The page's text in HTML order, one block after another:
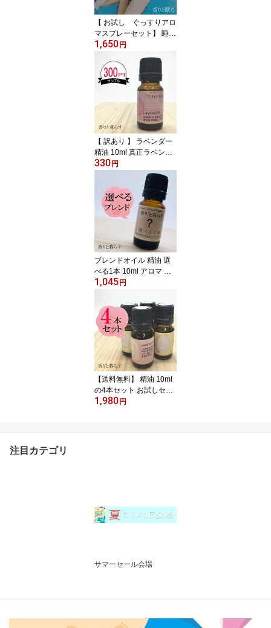
【 お試し ぐっすりアロ
マスプレーセット】 睡眠
グッズ 健康グッズ 安眠
ゃれ 睡眠 安眠 不眠 アロ
マ ピローミスト 癒しグ
ッズ リラックス 誕生日
プレゼント 雑貨 寝つき
ラベンダー ギフト 枕 い
びき防止 プチギフト い
い香り 昼寝 睡眠改善
1,650円
【 訳あり 】 ラベンダー
精油 10ml 真正ラベンダ
ーアロマ 香り エッセン
シャルオイル 100% アロ
マオイル ギフト 花 種 ハ
ーブ 乾燥 スプレー マッ
サージオイル 香水 芳香
剤 柔軟剤 入浴剤 お香 虫
除け サシエ バスソルト
アロマキャンドル 睡眠
ポプリ ピローミスト な
どに
330円
ブレンドオイル 精油 選
べる1本 10ml アロマ 香
り エッセンシャルオイル
ト 真正 花 種 ハーブ 乾燥
スプレー マッサージオイ
ル 香水 芳香剤 柔軟剤 入
浴剤 お香 虫除け サシエ
バスソルト アロマキャン
ドル 睡眠 ポプリ ピロー
ミスト などに
1,045円
【送料無料】 精油 10ml
の4本セット お試しセッ
ト アロマ 香り エッセン
1,980円
注目カテゴリ
サマーセール会場